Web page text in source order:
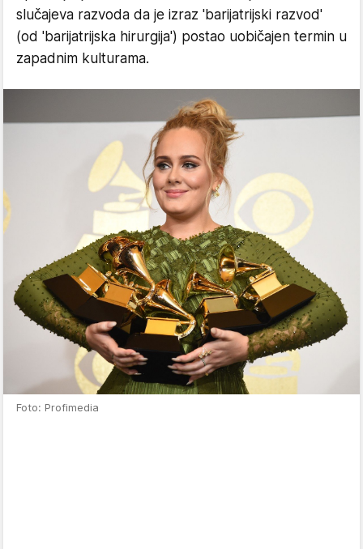
slučajeva razvoda da je izraz 'barijatrijski razvod'
(od 'barijatrijska hirurgija') postao uobičajen termin u
zapadnim kulturama.
Foto: Profimedia